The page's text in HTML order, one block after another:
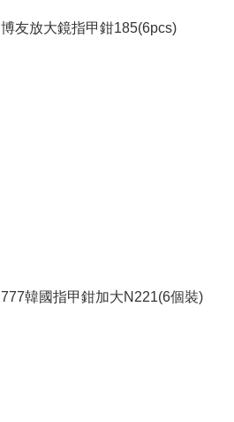
博友放大鏡指甲鉗185(6pcs)
777韓國指甲鉗加大N221(6個裝)